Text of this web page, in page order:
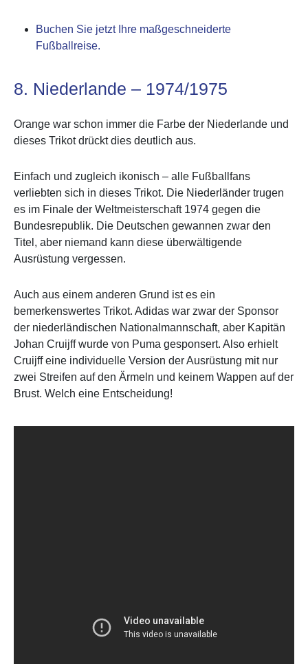
Buchen Sie jetzt Ihre maßgeschneiderte
Fußballreise.
8. Niederlande – 1974/1975
Orange war schon immer die Farbe der Niederlande und
dieses Trikot drückt dies deutlich aus.
Einfach und zugleich ikonisch – alle Fußballfans
verliebten sich in dieses Trikot. Die Niederländer trugen
es im Finale der Weltmeisterschaft 1974 gegen die
Bundesrepublik. Die Deutschen gewannen zwar den
Titel, aber niemand kann diese überwältigende
Ausrüstung vergessen.
Auch aus einem anderen Grund ist es ein
bemerkenswertes Trikot. Adidas war zwar der Sponsor
der niederländischen Nationalmannschaft, aber Kapitän
Johan Cruijff wurde von Puma gesponsert. Also erhielt
Cruijff eine individuelle Version der Ausrüstung mit nur
zwei Streifen auf den Ärmeln und keinem Wappen auf der
Brust. Welch eine Entscheidung!